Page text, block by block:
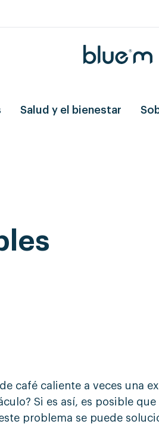
Salud y el bienestar
café caliente a veces una
Si es así, es posible
problema se puede